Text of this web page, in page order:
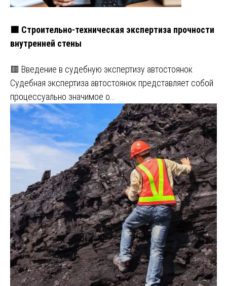
🟧 Строительно-техническая экспертиза прочности
внутренней стены
🟥 Введение в судебную экспертизу автостоянок
Судебная экспертиза автостоянок представляет собой
процессуально значимое о…